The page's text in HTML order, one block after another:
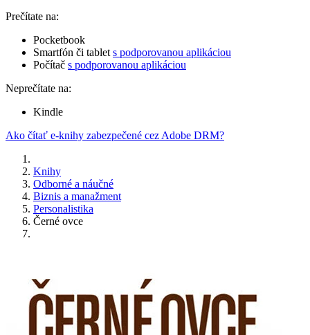
Prečítate na:
Pocketbook
Smartfón či tablet s podporovanou aplikáciou
Počítač s podporovanou aplikáciou
Neprečítate na:
Kindle
Ako čítať e-knihy zabezpečené cez Adobe DRM?
Knihy
Odborné a náučné
Biznis a manažment
Personalistika
Černé ovce